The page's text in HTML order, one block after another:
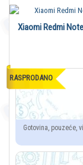
RASPRODANO
Xiaomi Redmi
Gotovina, pouzeće,